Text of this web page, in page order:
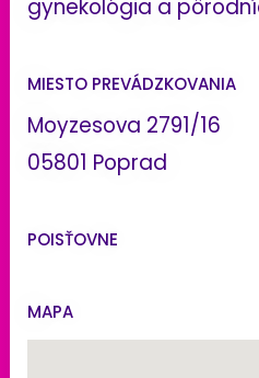
gynekológia a
MIESTO PREVÁDZKOVANIA
Moyzesova 2791/16
05801 Poprad
POISŤOVNE
MAPA